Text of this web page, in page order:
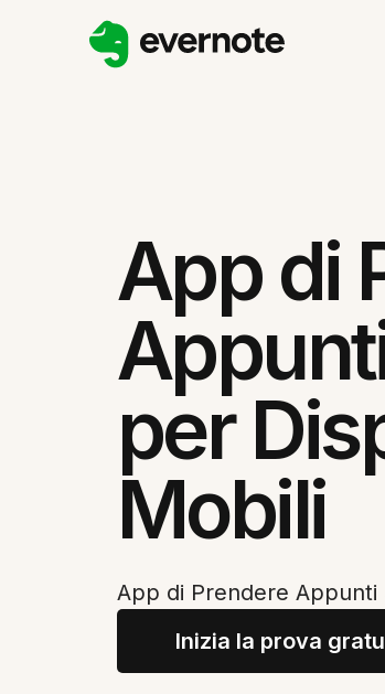
App di
per
Mobili
App di Prendere
Inizia la prova